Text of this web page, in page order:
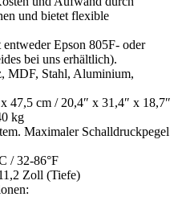
und bietet flexible
Epson 805F- oder
bei uns erhältlich).
MDF, Stahl, Aluminium,
47,5 cm / 20,4″ x 31,4″ x 18,7″
kg
Maximaler Schalldruckpegel
/ 32-86°F
Zoll (Tiefe)